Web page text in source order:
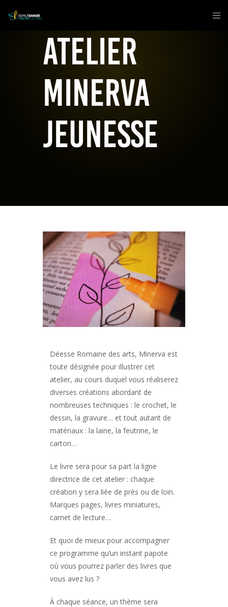
Atelier
Minerva
JEUNESSE
Déesse Romaine des arts, Minerva est
toute désignée pour illustrer cet
atelier, au cours duquel vous réaliserez
diverses créations abordant de
nombreuses techniques : le crochet, le
dessin, la gravure… et tout autant de
matériaux : la laine, la feutrine, le
carton…
Le livre sera pour sa part la ligne
directrice de cet atelier : chaque
création y sera liée de près ou de loin.
Marques pages, livres miniatures,
carnet de lecture…
Et quoi de mieux pour accompagner
ce programme qu’un instant papote
où vous pourrez parler des livres que
vous avez lus ?
À chaque séance, un thème sera